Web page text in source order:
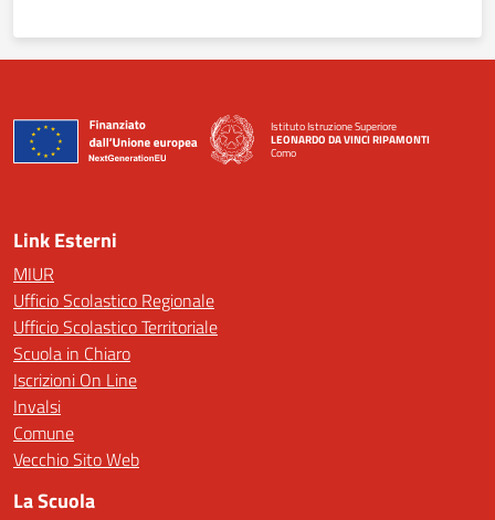
Istituto Istruzione Superiore
LEONARDO DA VINCI RIPAMONTI
Como
Link Esterni
MIUR
Ufficio Scolastico Regionale
Ufficio Scolastico Territoriale
Scuola in Chiaro
Iscrizioni On Line
Invalsi
Comune
Vecchio Sito Web
La Scuola